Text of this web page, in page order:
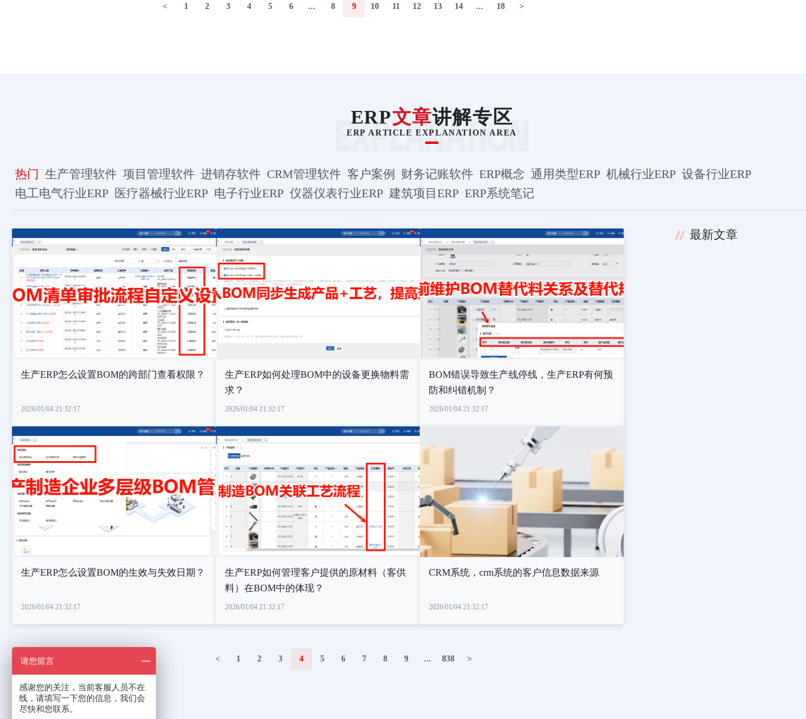
< 1 2 3 4 5 6 ... 8 9 10 11 12 13 14 ... 18 >
ERP文章讲解专区
ERP ARTICLE EXPLANATION AREA
热门 生产管理软件 项目管理软件 进销存软件 CRM管理软件 客户案例 财务记账软件 ERP概念 通用类型ERP 机械行业ERP 设备行业ERP
电工电气行业ERP 医疗器械行业ERP 电子行业ERP 仪器仪表行业ERP 建筑项目ERP ERP系统笔记
生产ERP怎么设置BOM的跨部门查看权限？
2026/01/04 21:32:17
生产ERP如何处理BOM中的设备更换物料需
求？
2026/01/04 21:32:17
BOM错误导致生产线停线，生产ERP有何预
防和纠错机制？
2026/01/04 21:32:17
生产ERP怎么设置BOM的生效与失效日期？
2026/01/04 21:32:17
生产ERP如何管理客户提供的原材料（客供
料）在BOM中的体现？
2026/01/04 21:32:17
CRM系统，crm系统的客户信息数据来源
2026/01/04 21:32:17
< 1 2 3 4 5 6 7 8 9 ... 838 >
最新文章
请您留言
感谢您的关注，当前客服人员不在
线，请填写一下您的信息，我们会
尽快和您联系。